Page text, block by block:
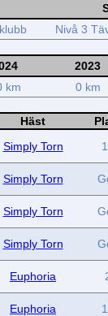
Nivå 3
2023
km 0 km
Häst
Simply Torn
Simply Torn
Simply Torn
Simply Torn
Euphoria
Euphoria